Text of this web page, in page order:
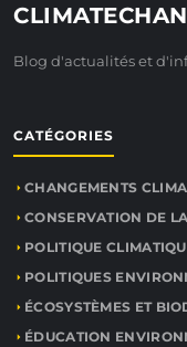
Blog d'actualités et
CATÉGORIES
CHANGEMENTS
CONSERVATION DE
POLITIQUE
POLITIQUES
ÉCOSYSTÈMES ET
ÉDUCATION